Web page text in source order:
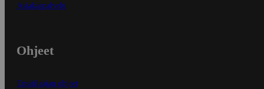
Asiakaspalvelu
Ohjeet
Ensitilaajan ohjeet